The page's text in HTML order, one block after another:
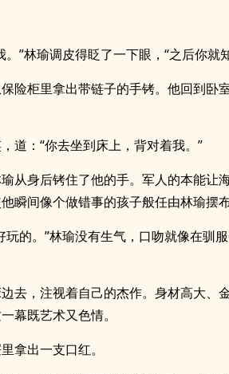
”林瑜调皮得眨了一下眼，“之后你就
险柜里拿出带链子的手铐。他回到卧
道：“你去坐到床上，背对着我。”
从身后铐住了他的手。军人的本能让
瞬间像个做错事的孩子般任由林瑜摆布
的。”林瑜没有生气，口吻就像在驯
去，注视着自己的杰作。身材高大、
幕既艺术又色情。
拿出一支口红。